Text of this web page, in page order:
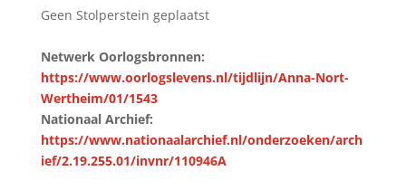
Geen Stolperstein geplaatst
Netwerk Oorlogsbronnen:
https://www.oorlogslevens.nl/tijdlijn/Anna-Nort-
Wertheim/01/1543
Nationaal Archief:
https://www.nationaalarchief.nl/onderzoeken/arch
ief/2.19.255.01/invnr/110946A